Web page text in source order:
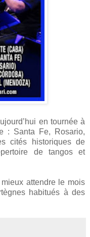
en tournée à
: Santa Fe, Rosario,
cités historiques de
de tangos et
attendre le mois
habitués à des